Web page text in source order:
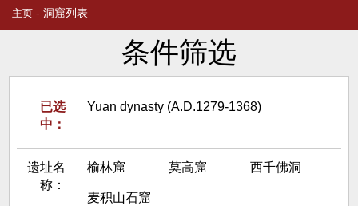
主页 - 洞窟列表
条件筛选
已选
中：
Yuan dynasty (A.D.1279-1368)
遗址名
称：
榆林窟 莫高窟 西千佛洞
麦积山石窟